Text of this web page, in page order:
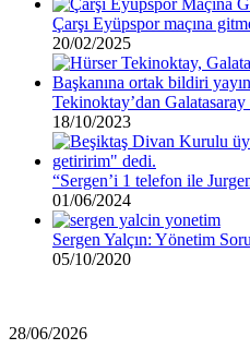
Çarşı Eyüpspor maçına
20/02/2025
Tekinoktay’dan
18/10/2023
“Sergen’i 1 telefon ile
01/06/2024
Sergen Yalçın: Yönetim
05/10/2020
Rıza
28/06/2026